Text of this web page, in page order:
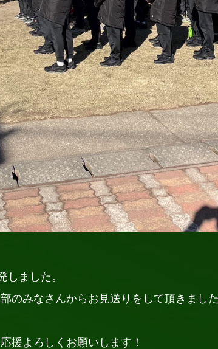
ました。
のみなさんからお見送りをして頂きまし
援よろしくお願いします！